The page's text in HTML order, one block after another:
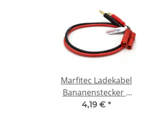
Marfitec Ladekabel
Bananenstecker 4
mm -> G4 Stecker
4,19 € *